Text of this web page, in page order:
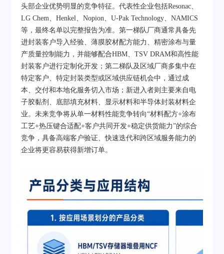
头部企业优势明显的竞争特征。代表性企业包括Resonac、
LG Chem、Henkel、Nopion、U-Pak Technology、NAMICS
等，最终名单以完整报告为准。第一梯队厂商通常具备先
进封装客户导入经验、薄膜胶材配方能力、精密涂布与量
产质量控制能力，并能够配合HBM、TSV DRAM和高性能
封装客户进行定制化开发；第二梯队及区域厂商多集中在
特定客户、特定封装类型或区域供应链机会中，通过成
本、交付和本地化服务切入市场；新进入者则主要来自电
子胶黏剂、底部填充材料、显示材料和半导体封装材料企
业。未来竞争将从单一材料性能竞争转向“材料配方+涂布
工艺+热压键合适配+客户共同开发+稳定供货能力”的综合
竞争，具备高端客户验证、快速迭代和跨区域服务能力的
企业将更容易获得新增订单。